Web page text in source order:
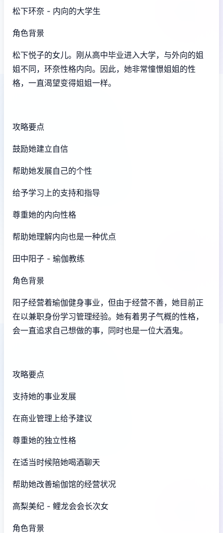
松下环奈 - 内向的大学生
角色背景
松下悦子的女儿。刚从高中毕业进入大学，与外向的姐
姐不同，环奈性格内向。因此，她非常憧憬姐姐的性
格，一直渴望变得姐姐一样。
攻略要点
鼓励她建立自信
帮助她发展自己的个性
给予学习上的支持和指导
尊重她的内向性格
帮助她理解内向也是一种优点
田中阳子 - 瑜伽教练
角色背景
阳子经营着瑜伽健身事业，但由于经营不善，她目前正
在以兼职身份学习管理经验。她有着男子气概的性格，
会一直追求自己想做的事，同时也是一位大酒鬼。
攻略要点
支持她的事业发展
在商业管理上给予建议
尊重她的独立性格
在适当时候陪她喝酒聊天
帮助她改善瑜伽馆的经营状况
高梨美纪 - 鲤龙会会长次女
角色背景